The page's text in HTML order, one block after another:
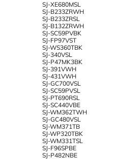
SJ-XE680MSL
SJ-B233ZRWH
SJ-B233ZRSL
SJ-B132ZRWH
SJ-SC59PVBK
SJ-FP97VST
SJ-WS360TBK
SJ-340VSL
SJ-P47MK3BK
SJ-391VWH
SJ-431VWH
SJ-GC700VSL
SJ-SC59PVSL
SJ-PT690RSL
SJ-SC440VBE
SJ-WM362TWH
SJ-GC480VSL
SJ-WM371TB
SJ-WP320TBK
SJ-WM331TSL
SJ-F96SPBE
SJ-P482NBE